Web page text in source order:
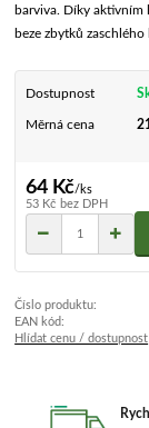
barviva. Díky aktivním
beze zbytků
Dostupnost
Měrná cena
64 Kč/ks
53 Kč bez DPH
Číslo produktu:
EAN kód:
Hlídat cenu / dostupnost